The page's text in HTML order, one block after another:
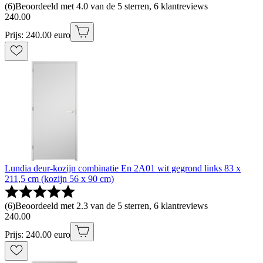
(6)Beoordeeld met 4.0 van de 5 sterren, 6 klantreviews
240.00
Prijs: 240.00 euro
Lundia deur-kozijn combinatie En 2A01 wit gegrond links 83 x
211,5 cm (kozijn 56 x 90 cm)
(6)Beoordeeld met 2.3 van de 5 sterren, 6 klantreviews
240.00
Prijs: 240.00 euro